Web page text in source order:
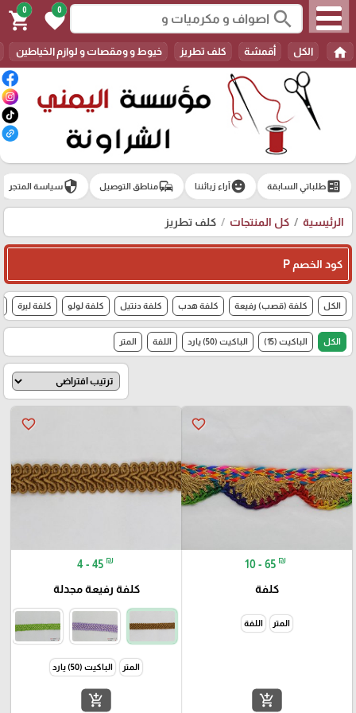
search
0
favorite
0
shopping_cart
home الكل أقمشة كلف تطريز خيوط و ومقصات و لوازم الخياطين
ballotطلباتي السابقة emoji_emotionsآراء زبائننا commuteمناطق التوصيل securityسياسة المتجر
الرئيسية كل المنتجات كلف تطريز
كود الخصم P
الكل كلفة (قصب) رفيعة كلفة هدب كلفة دنتيل كلفة لولو كلفة ليرة
الكل الباكيت (15) الباكيت (50) يارد اللفة المتر
favorite_border
10 - 65 ₪
كلفة
المتر اللفة
add_shopping_cart
favorite_border
4 - 45 ₪
كلفة رفيعة مجدلة
المتر الباكيت (50) يارد
add_shopping_cart